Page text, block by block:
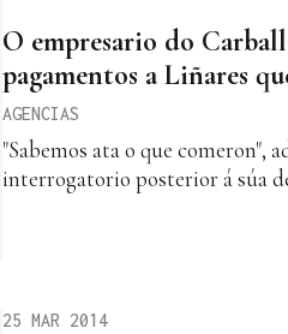
O empresario do
pagamentos a Liñares
AGENCIAS
"Sabemos ata o que comeron",
interrogatorio posterior á súa
25 MAR 2014